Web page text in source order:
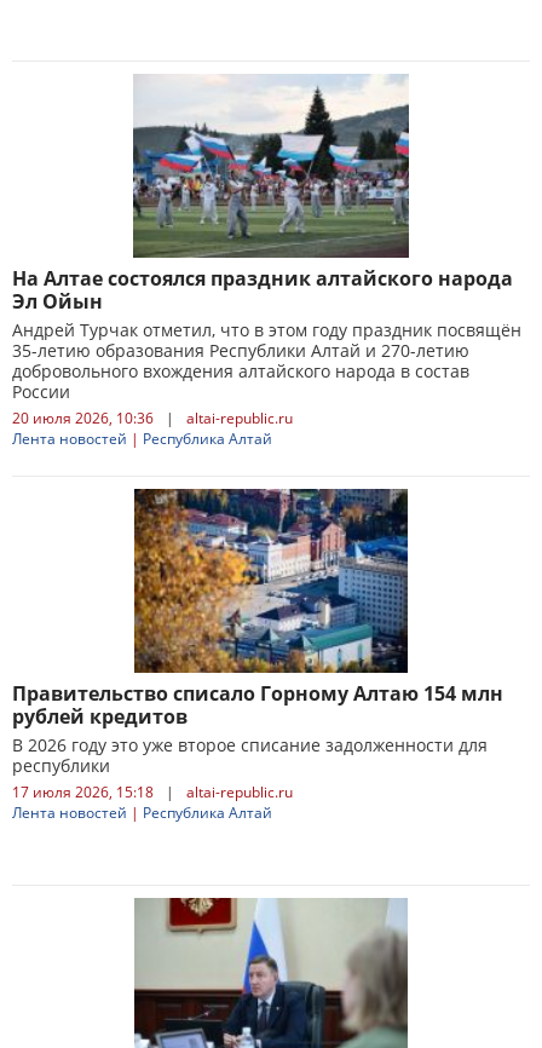
На Алтае состоялся праздник алтайского народа
Эл Ойын
Андрей Турчак отметил, что в этом году праздник посвящён
35-летию образования Республики Алтай и 270-летию
добровольного вхождения алтайского народа в состав
России
20 июля 2026, 10:36 |
altai-republic.ru
Лента новостей | Республика Алтай
Правительство списало Горному Алтаю 154 млн
рублей кредитов
В 2026 году это уже второе списание задолженности для
республики
17 июля 2026, 15:18 |
altai-republic.ru
Лента новостей | Республика Алтай